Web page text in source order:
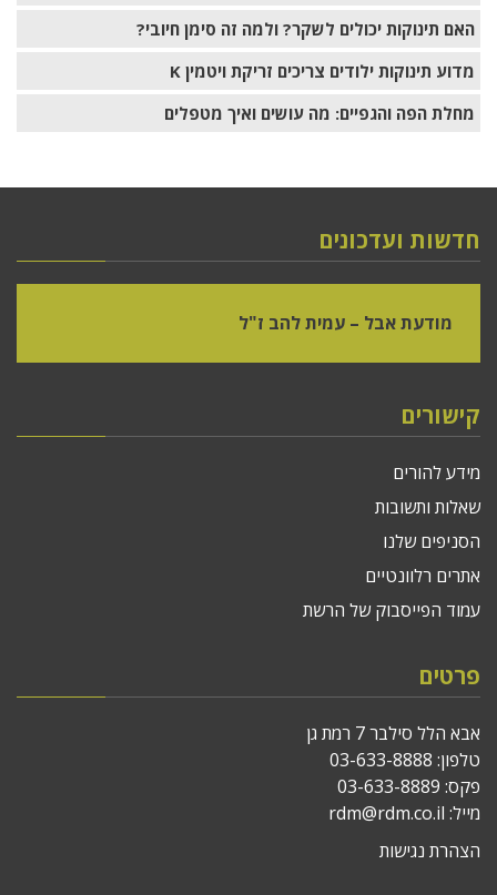
האם תינוקות יכולים לשקר? ולמה זה סימן חיובי?
מדוע תינוקות ילודים צריכים זריקת ויטמין K
מחלת הפה והגפיים: מה עושים ואיך מטפלים
חדשות ועדכונים
מודעת אבל – עמית להב ז"ל
קישורים
מידע להורים
שאלות ותשובות
הסניפים שלנו
אתרים רלוונטיים
עמוד הפייסבוק של הרשת
פרטים
אבא הלל סילבר 7 רמת גן
טלפון: 03-633-8888
פקס: 03-633-8889
מייל: rdm@rdm.co.il
הצהרת נגישות